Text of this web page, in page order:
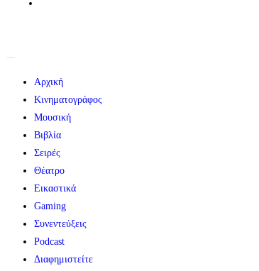
Αρχική
Κινηματογράφος
Μουσική
Βιβλία
Σειρές
Θέατρο
Εικαστικά
Gaming
Συνεντεύξεις
Podcast
Διαφημιστείτε